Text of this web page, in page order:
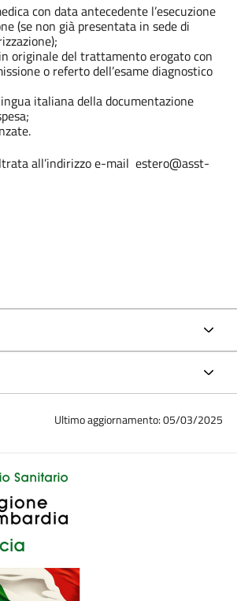
con data antecedente l’esecuzione
(se non già presentata in sede di
originale del trattamento erogato con
o referto dell’esame diagnostico
italiana della documentazione
all’indirizzo e-mail estero@asst-
Ultimo aggiornamento: 05/03/2025